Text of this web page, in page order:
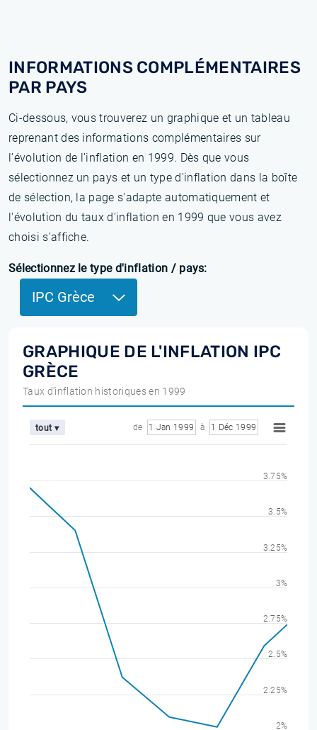
INFORMATIONS COMPLÉMENTAIRES
PAR PAYS
Ci-dessous, vous trouverez un graphique et un tableau
reprenant des informations complémentaires sur
l’évolution de l'inflation en 1999. Dès que vous
sélectionnez un pays et un type d'inflation dans la boîte
de sélection, la page s'adapte automatiquement et
l'évolution du taux d'inflation en 1999 que vous avez
choisi s'affiche.
Sélectionnez le type d'inflation / pays:
IPC Grèce
GRAPHIQUE DE L'INFLATION IPC
GRÈCE
Taux d'inflation historiques en 1999
tout ▾ de 1 Jan 1999 à 1 Déc 1999
2%
2.25%
2.5%
2.75%
3%
3.25%
3.5%
3.75%